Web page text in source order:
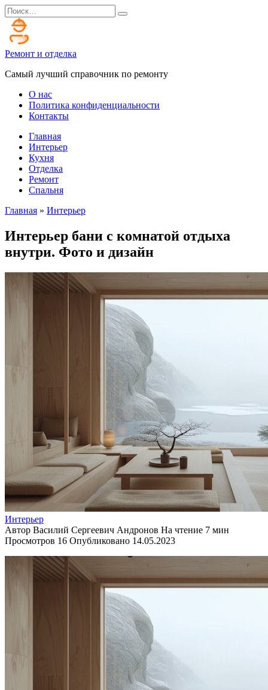
Перейти
к
содержанию
Search
for:
Ремонт и отделка
Самый лучший справочник по ремонту
О нас
Политика конфиденциальности
Контакты
Главная
Интерьер
Кухня
Отделка
Ремонт
Спальня
Главная » Интерьер
Интерьер бани с комнатой отдыха
внутри. Фото и дизайн
Интерьер
Автор Василий Сергеевич Андронов На чтение 7 мин
Просмотров 16 Опубликовано 14.05.2023